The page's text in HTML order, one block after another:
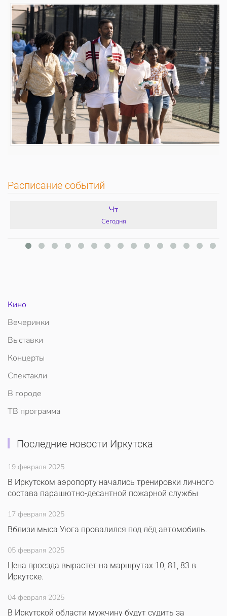
Расписание событий
Чт
Сегодня
Кино
Вечеринки
Выставки
Концерты
Спектакли
В городе
ТВ программа
Последние новости Иркутска
19 февраля 2025
В Иркутском аэропорту начались тренировки личного
состава парашютно-десантной пожарной службы
17 февраля 2025
Вблизи мыса Уюга провалился под лёд автомобиль.
05 февраля 2025
Цена проезда вырастет на маршрутах 10, 81, 83 в
Иркутске.
04 февраля 2025
В Иркутской области мужчину будут судить за